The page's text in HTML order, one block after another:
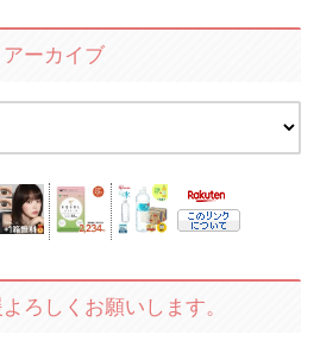
アーカイブ
ろしくお願いします。